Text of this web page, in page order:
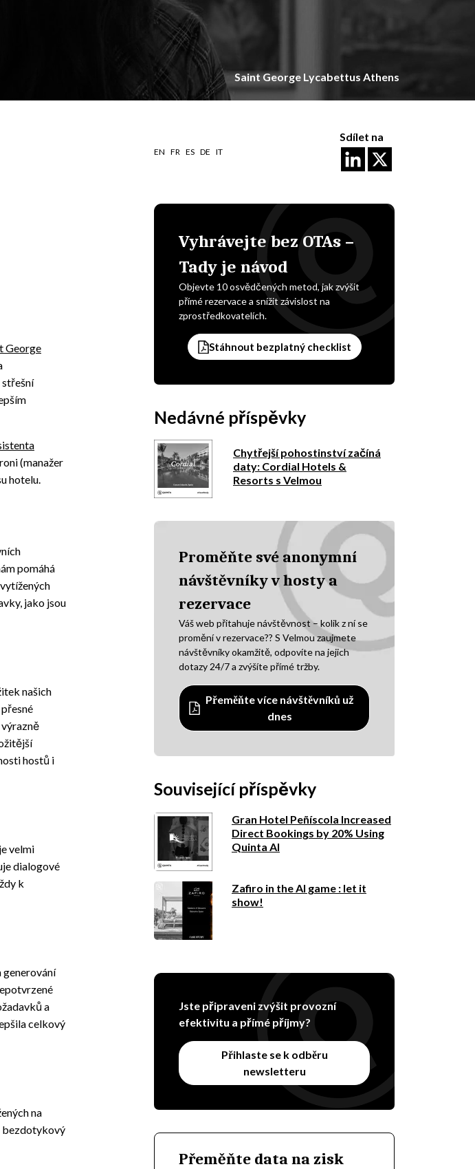
Saint George Lycabettus Athens
EN FR ES DE IT
Sdílet na
George
(manažer
hotelu.
pomáhá
jako jsou
našich
hostů i
velmi
dialogové
k
generování
a
celkový
na
bezdotykový
Vyhrávejte bez OTAs –
Tady je návod
Objevte 10 osvědčených metod, jak zvýšit
přímé rezervace a snížit závislost na
zprostředkovatelích.
Stáhnout bezplatný checklist
Nedávné příspěvky
Chytřejší pohostinství začíná
daty: Cordial Hotels &
Resorts s Velmou
Proměňte své anonymní
návštěvníky v hosty a
rezervace
Váš web přitahuje návštěvnost – kolik z ní se
promění v rezervace?? S Velmou zaujmete
návštěvníky okamžitě, odpovíte na jejich
dotazy 24/7 a zvýšíte přímé tržby.
Přeměňte více návštěvníků už
dnes
Související příspěvky
Gran Hotel Peñíscola Increased
Direct Bookings by 20% Using
Quinta AI
Zafiro in the AI game : let it
show!
Jste připraveni zvýšit provozní
efektivitu a přímé příjmy?
Přihlaste se k odběru
newsletteru
Přeměňte data na zisk